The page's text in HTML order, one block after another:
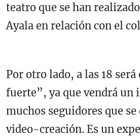
teatro que se han
Ayala en relación con el
Por otro lado, a las 18
fuerte”, ya que vendrá un
muchos seguidores que se
video-creación. Es un